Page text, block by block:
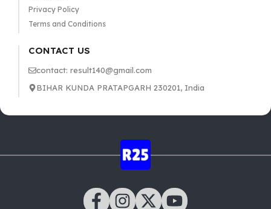
Privacy Policy
Terms and Conditions
CONTACT US
contact: result140@gmail.com
BIHAR KUNDA PRATAPGARH 230201, India